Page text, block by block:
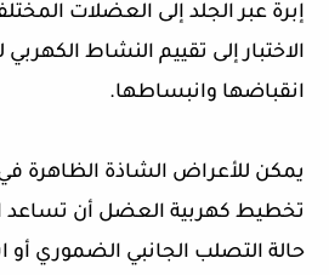
إبرة عبر الجلد إلى العضلات
الاختبار إلى تقييم النشاط
انقباضها وانبساطها.
يمكن للأعراض الشاذة الظاهرة
تخطيط كهربية العضل أن
حالة التصلب الجانبي الضموري